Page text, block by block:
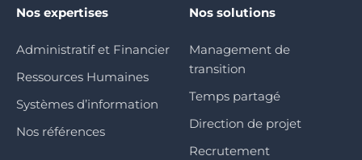
Nos expertises
Administratif et Financier
Ressources Humaines
Systèmes d’information
Nos références
Nos solutions
Management de
transition
Temps partagé
Direction de projet
Recrutement